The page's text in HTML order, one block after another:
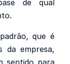
de qual
que é
da empresa,